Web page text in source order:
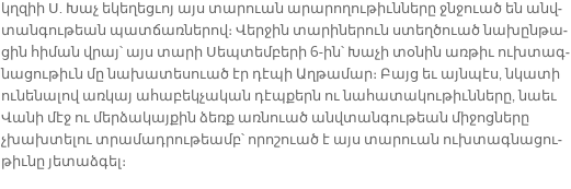
կղզիի Ս. Խաչ ե­կե­ղեց­ւոյ այս տա­րուան ա­րա­րո­ղու­թիւն­նե­րը ջնջուած են անվ­
տան­գու­թեան պատ­ճառ­նե­րով։ Վեր­ջին տա­րի­նե­րուն ստեղծուած նա­խըն­թա­
ցին հի­ման վրայ՝ այս տա­րի Սեպ­տեմ­բե­րի 6-ին՝ Խա­չի տօ­նին առ­թիւ ուխ­տագ­
նա­ցու­թիւն մը նա­խա­տե­սուած էր դէ­պի Աղ­թա­մար։ Բայց եւ այն­պէս, նկա­տի
ու­նե­նա­լով առ­կայ ա­հա­բեկ­չա­կան դէպ­քերն ու նա­հա­տա­կու­թիւն­նե­րը, նաեւ
Վա­նի մէջ ու մեր­ձա­կայ­քին ձեռք առ­նուած անվ­տան­գու­թեան մի­ջոց­նե­րը
չխախ­տե­լու տրա­մադ­րու­թեամբ՝ ո­րո­շուած է այս տա­րուան ուխ­տագ­նա­ցու­
թիւ­նը յե­տաձ­գել։